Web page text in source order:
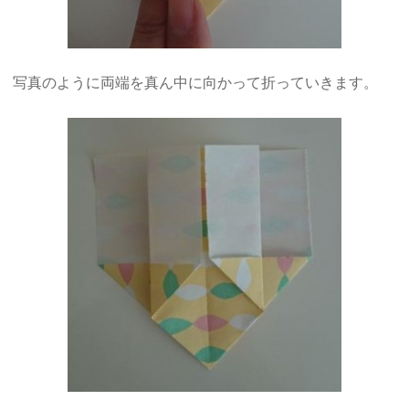
写真のように両端を真ん中に向かって折っていきます。